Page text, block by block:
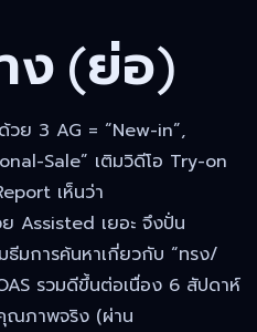
ง (ย่อ)
วย 3 AG = “New-in”,
Sale” เติมวิดีโอ Try-on
เห็นว่า
Assisted เยอะ จึงปั่น
ธีมการค้นหาเกี่ยวกับ “ทรง/
รวมดีขึ้นต่อเนื่อง 6 สัปดาห์
ณภาพจริง (ผ่าน